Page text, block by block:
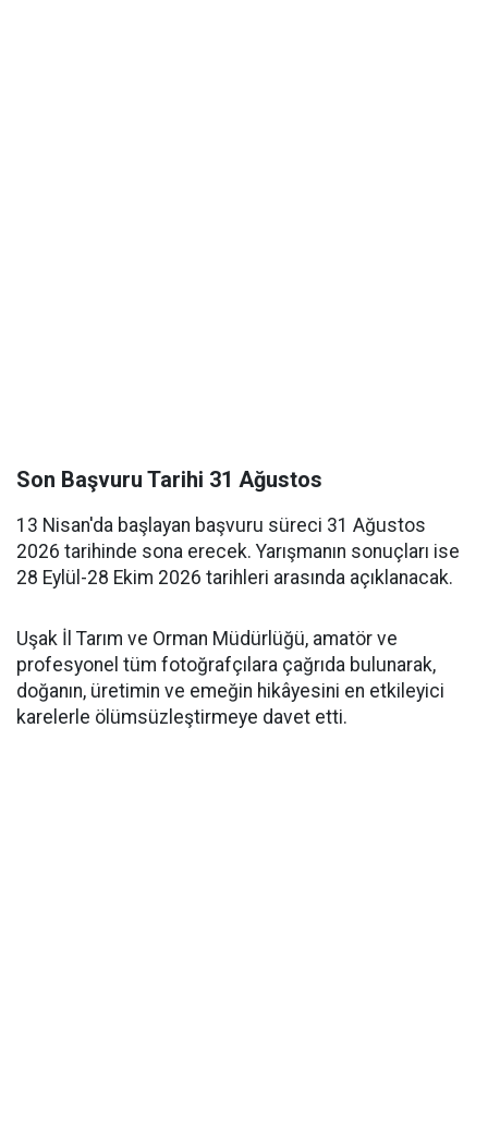
Son Başvuru Tarihi 31 Ağustos
13 Nisan'da başlayan başvuru süreci 31 Ağustos
2026 tarihinde sona erecek. Yarışmanın sonuçları ise
28 Eylül-28 Ekim 2026 tarihleri arasında açıklanacak.
Uşak İl Tarım ve Orman Müdürlüğü, amatör ve
profesyonel tüm fotoğrafçılara çağrıda bulunarak,
doğanın, üretimin ve emeğin hikâyesini en etkileyici
karelerle ölümsüzleştirmeye davet etti.